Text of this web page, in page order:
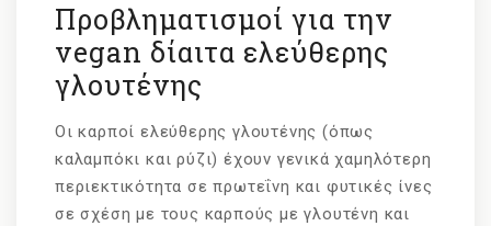
Προβληματισμοί για την
vegan δίαιτα ελεύθερης
γλουτένης
Οι καρποί ελεύθερης γλουτένης (όπως
καλαμπόκι και ρύζι) έχουν γενικά χαμηλότερη
περιεκτικότητα σε πρωτεΐνη και φυτικές ίνες
σε σχέση με τους καρπούς με γλουτένη και